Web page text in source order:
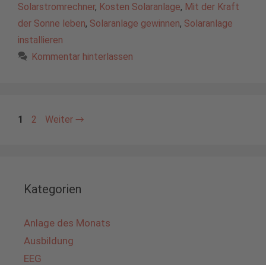
Solarstromrechner, Kosten Solaranlage, Mit der Kraft
der Sonne leben, Solaranlage gewinnen, Solaranlage
installieren
Kommentar hinterlassen
Seite
1 Seite
2 Weiter →
Kategorien
Anlage des Monats
Ausbildung
EEG